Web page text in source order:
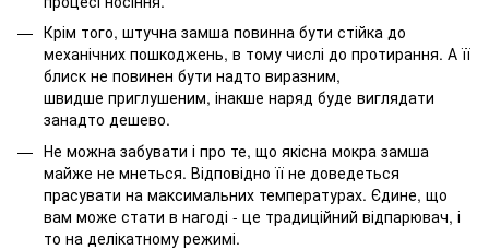
Крім того, штучна замша повинна бути стійка до
механічних пошкоджень, в тому числі до протирання. А її
блиск не повинен бути надто виразним,
швидше приглушеним, інакше наряд буде виглядати
занадто дешево.
Не можна забувати і про те, що якісна мокра замша
майже не мнеться. Відповідно її не доведеться
прасувати на максимальних температурах. Єдине, що
вам може стати в нагоді - це традиційний відпарювач, і
то на делікатному режимі.